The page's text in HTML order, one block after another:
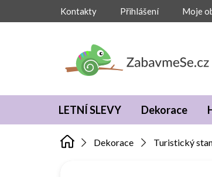
Kontakty Přihlášení Moje
LETNÍ SLEVY Dekorace
Dekorace Turistický